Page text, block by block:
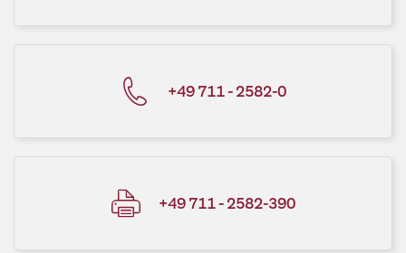
+49 711 - 2582-0
+49 711 - 2582-390